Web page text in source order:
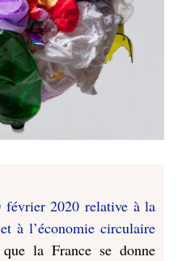
2020 relative à la
à l’économie circulaire
la France se donne